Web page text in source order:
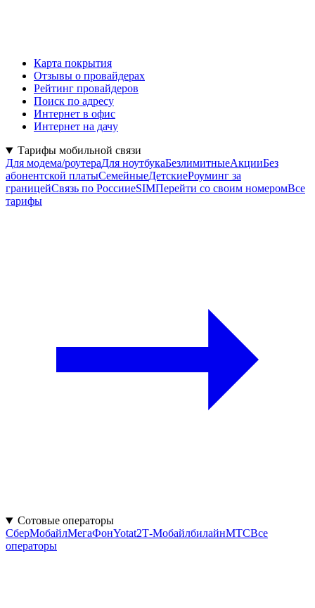
Карта покрытия
Отзывы о провайдерах
Рейтинг провайдеров
Поиск по адресу
Интернет в офис
Интернет на дачу
Тарифы мобильной связи
Для модема/роутераДля ноутбукаБезлимитныеАкцииБез
абонентской платыСемейныеДетскиеРоуминг за
границейСвязь по РоссииeSIMПерейти со своим номеромВсе
тарифы
Сотовые операторы
СберМобайлМегаФонYotat2Т‑МобайлбилайнМТСВсе
операторы